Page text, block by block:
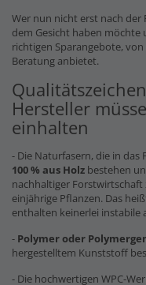
Wer nun nicht erst nach der
dem Gesicht haben
richtigen Sparangebote,
Beratung anbietet.
Hersteller
einhalten
- Die Naturfasern, die in
100 % aus Holz bestehen
nachhaltiger
einjährige Pflanzen. Das
enthalten keinerlei instabile
- Polymer oder
hergestelltem Kunststoff
- Die hochwertigen WPC-